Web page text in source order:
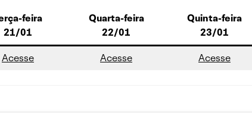
feira
21/01
Quarta-feira
22/01
Quinta-feira
23/01
Acesse Acesse Acesse